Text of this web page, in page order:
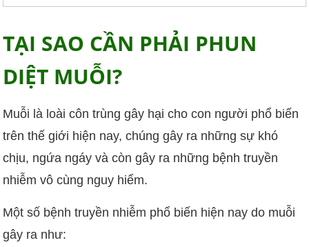
TẠI SAO CẦN PHẢI PHUN
DIỆT MUỖI?
Muỗi là loài côn trùng gây hại cho con người phổ biến
trên thế giới hiện nay, chúng gây ra những sự khó
chịu, ngứa ngáy và còn gây ra những bệnh truyền
nhiễm vô cùng nguy hiểm.
Một số bệnh truyền nhiễm phổ biến hiện nay do muỗi
gây ra như: